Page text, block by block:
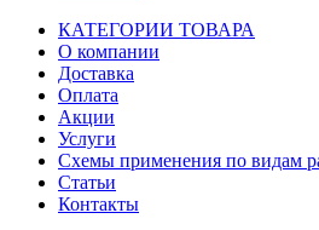
КАТЕГОРИИ ТОВАРА
О компании
Доставка
Оплата
Акции
Услуги
Схемы применения по видам
Статьи
Контакты